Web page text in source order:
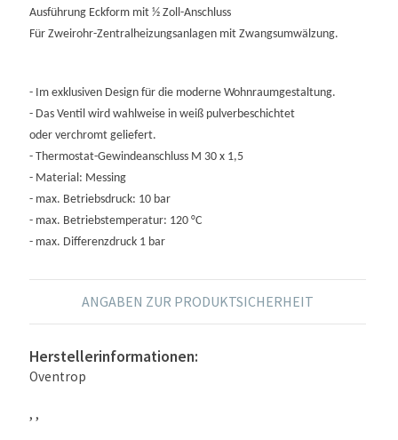
Ausführung Eckform mit ½ Zoll-Anschluss
Für Zweirohr-Zentralheizungsanlagen mit Zwangsumwälzung.
- Im exklusiven Design für die moderne Wohnraumgestaltung.
- Das Ventil wird wahlweise in weiß pulverbeschichtet
oder verchromt geliefert.
- Thermostat-Gewindeanschluss M 30 x 1,5
- Material: Messing
- max. Betriebsdruck: 10 bar
- max. Betriebstemperatur: 120 °C
- max. Differenzdruck 1 bar
ANGABEN ZUR PRODUKTSICHERHEIT
Herstellerinformationen:
Oventrop
, ,